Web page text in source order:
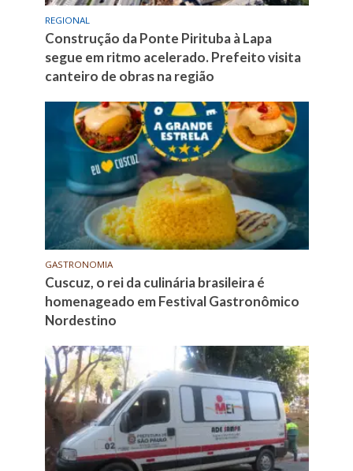
REGIONAL
Construção da Ponte Pirituba à Lapa
segue em ritmo acelerado. Prefeito visita
canteiro de obras na região
GASTRONOMIA
Cuscuz, o rei da culinária brasileira é
homenageado em Festival Gastronômico
Nordestino